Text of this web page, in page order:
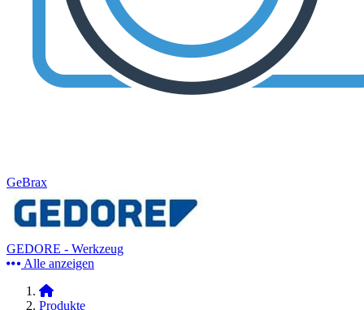
GeBrax
GEDORE - Werkzeug
Alle anzeigen
Produkte